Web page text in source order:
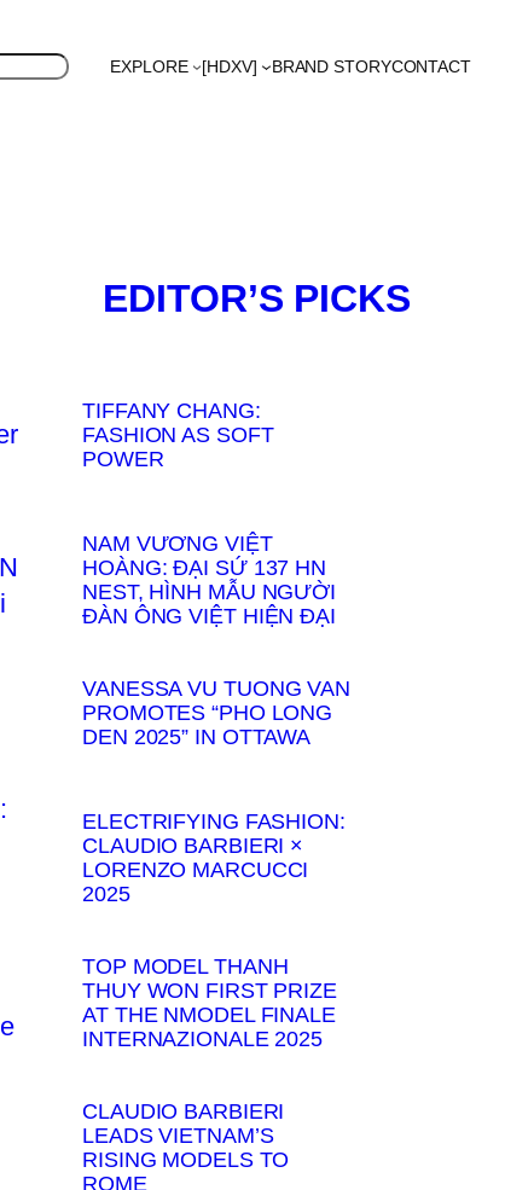
EXPLORE [HDXV] BRAND STORYCONTACT
EDITOR’S PICKS
TIFFANY CHANG:
FASHION AS SOFT
POWER
NAM VƯƠNG VIỆT
HOÀNG: ĐẠI SỨ 137 HN
NEST, HÌNH MẪU NGƯỜI
ĐÀN ÔNG VIỆT HIỆN ĐẠI
VANESSA VU TUONG VAN
PROMOTES “PHO LONG
DEN 2025” IN OTTAWA
ELECTRIFYING FASHION:
CLAUDIO BARBIERI ×
LORENZO MARCUCCI
2025
TOP MODEL THANH
THUY WON FIRST PRIZE
AT THE NMODEL FINALE
INTERNAZIONALE 2025
CLAUDIO BARBIERI
LEADS VIETNAM’S
RISING MODELS TO
ROME